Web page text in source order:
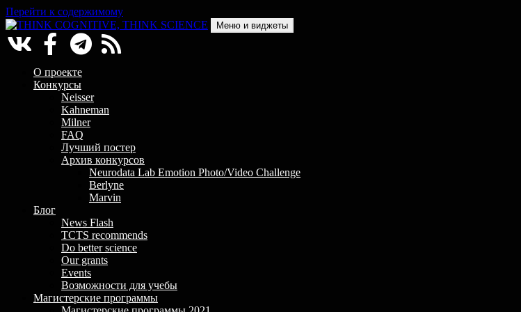
Перейти к содержимому
THINK COGNITIVE, THINK SCIENCE
Научно-образовательный проект в сфере когнитивной науки
Меню и виджеты
О проекте
Конкурсы
Neisser
Kahneman
Milner
FAQ
Лучший постер
Архив конкурсов
Neurodata Lab Emotion Photo/Video Challenge
Berlyne
Marvin
Блог
News Flash
TCTS recommends
Do better science
Our grants
Events
Возможности для учебы
Магистерские программы